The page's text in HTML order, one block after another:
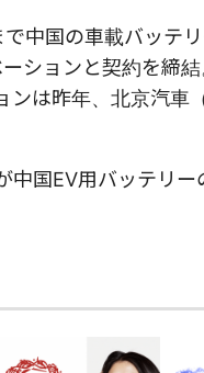
中国の車載バッテ
ションと契約を締
ンは昨年、北京汽車
中国EV用バッテリ